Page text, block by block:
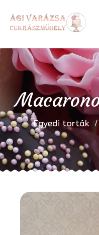
Egyedi torták